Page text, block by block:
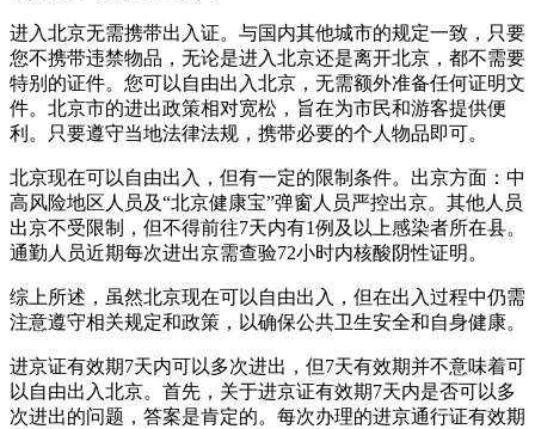
进入北京无需携带出入证。与国内其他城市的规定一致，只要
您不携带违禁物品，无论是进入北京还是离开北京，都不需要
特别的证件。您可以自由出入北京，无需额外准备任何证明文
件。北京市的进出政策相对宽松，旨在为市民和游客提供便
利。只要遵守当地法律法规，携带必要的个人物品即可。
北京现在可以自由出入，但有一定的限制条件。出京方面：中
高风险地区人员及“北京健康宝”弹窗人员严控出京。其他人员
出京不受限制，但不得前往7天内有1例及以上感染者所在县。
通勤人员近期每次进出京需查验72小时内核酸阴性证明。
综上所述，虽然北京现在可以自由出入，但在出入过程中仍需
注意遵守相关规定和政策，以确保公共卫生安全和自身健康。
进京证有效期7天内可以多次进出，但7天有效期并不意味着可
以自由出入北京。首先，关于进京证有效期7天内是否可以多
次进出的问题，答案是肯定的。每次办理的进京通行证有效期